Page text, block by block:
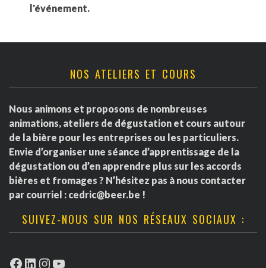
l'événement.
NOS ATELIERS ET COURS
Nous animons et proposons de nombreuses
animations, ateliers de dégustation et cours autour
de la bière pour les entreprises ou les particuliers.
Envie d’organiser une séance d’apprentissage de la
dégustation ou d’en apprendre plus sur les accords
bières et fromages ? N’hésitez pas à nous contacter
par courriel : cedric@beer.be !
SUIVEZ-NOUS SUR NOS RÉSEAUX SOCIAUX :
Facebook
LinkedIn
Instagram
YouTube